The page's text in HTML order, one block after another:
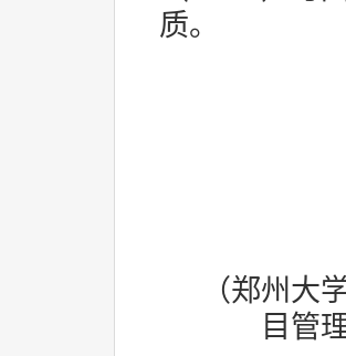
质。
（郑州大
目管